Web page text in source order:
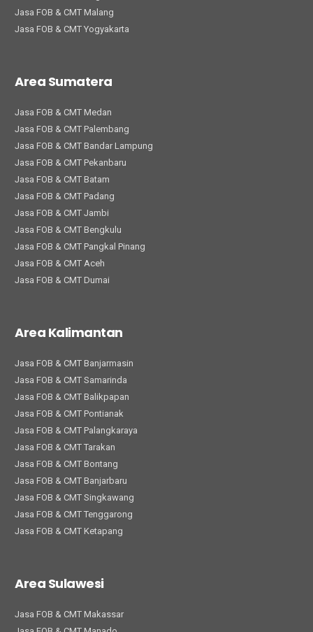
Jasa FOB & CMT Malang
Jasa FOB & CMT Yogyakarta
Area Sumatera
Jasa FOB & CMT Medan
Jasa FOB & CMT Palembang
Jasa FOB & CMT Bandar Lampung
Jasa FOB & CMT Pekanbaru
Jasa FOB & CMT Batam
Jasa FOB & CMT Padang
Jasa FOB & CMT Jambi
Jasa FOB & CMT Bengkulu
Jasa FOB & CMT Pangkal Pinang
Jasa FOB & CMT Aceh
Jasa FOB & CMT Dumai
Area Kalimantan
Jasa FOB & CMT Banjarmasin
Jasa FOB & CMT Samarinda
Jasa FOB & CMT Balikpapan
Jasa FOB & CMT Pontianak
Jasa FOB & CMT Palangkaraya
Jasa FOB & CMT Tarakan
Jasa FOB & CMT Bontang
Jasa FOB & CMT Banjarbaru
Jasa FOB & CMT Singkawang
Jasa FOB & CMT Tenggarong
Jasa FOB & CMT Ketapang
Area Sulawesi
Jasa FOB & CMT Makassar